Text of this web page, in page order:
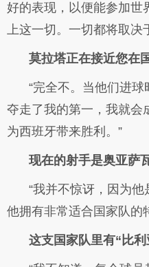
好的表现，以便能参加世
上这一切。一切都将取决
莫拉塔正在接近您在
“完全不。当他们进
夺走了我的第一，我就会
为西班牙带来胜利。”
现在的射手是奥亚萨
“我并不惊讶，因为
他拥有非常适合国家队的
这支国家队里有“比利